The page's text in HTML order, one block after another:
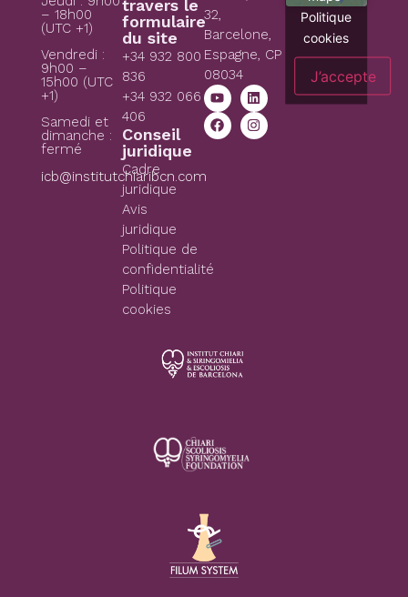
– 18h00
(UTC +1)
Vendredi :
9h00 –
15h00 (UTC
+1)
Samedi et
dimanche :
fermé
icb@institutchiaribcn.com
travers le
formulaire
du site
+34 932 800
836
+34 932 066
406
Conseil
juridique
Cadre
juridique
Avis
juridique
Politique de
confidentialité
Politique
cookies
32,
Barcelone,
Espagne, CP
08034
Politique
cookies
J’accepte